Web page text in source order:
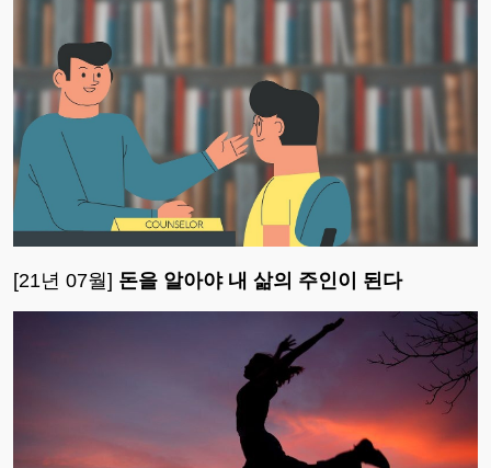
[21년 07월] 돈을 알아야 내 삶의 주인이 된다